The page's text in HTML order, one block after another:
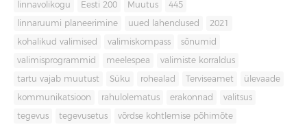
linnavolikogu Eesti 200 Muutus 445
linnaruumi planeerimine uued lahendused 2021
kohalikud valimised valimiskompass sõnumid
valimisprogrammid meelespea valimiste korraldus
tartu vajab muutust Süku rohealad Terviseamet ülevaade
kommunikatsioon rahulolematus erakonnad valitsus
tegevus tegevusetus võrdse kohtlemise põhimõte